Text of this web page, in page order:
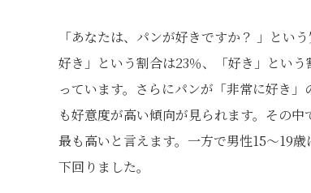
「あなたは、パンが好きですか？ 」とい
好き」という割合は23％、「好き」とい
っています。さらにパンが「非常に好き
も好意度が高い傾向が見られます。その
最も高いと言えます。一方で男性15～19
下回りました。